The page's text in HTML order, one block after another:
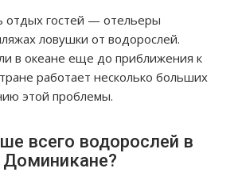
отдых гостей — отельеры
ловушки от водорослей.
в океане еще до приближения к
работает несколько больших
этой проблемы.
всего водорослей в
Доминикане?